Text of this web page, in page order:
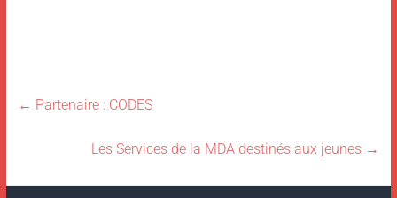
← Partenaire : CODES
Les Services de la MDA destinés aux jeunes →